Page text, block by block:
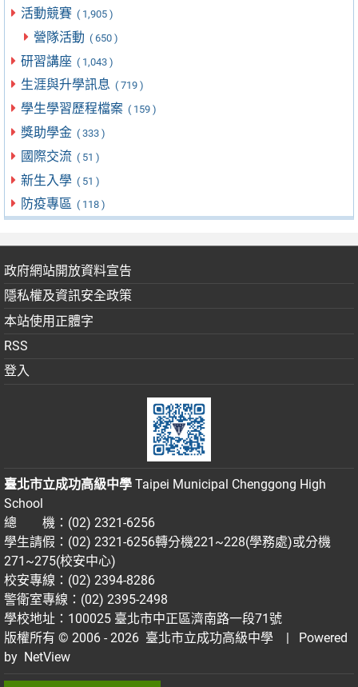
活動競賽 ( 1,905 )
營隊活動 ( 650 )
研習講座 ( 1,043 )
生涯與升學訊息 ( 719 )
學生學習歷程檔案 ( 159 )
獎助學金 ( 333 )
國際交流 ( 51 )
新生入學 ( 51 )
防疫專區 ( 118 )
政府網站開放資料宣告
隱私權及資訊安全政策
本站使用正體字
RSS
登入
臺北市立成功高級中學 Taipei Municipal Chenggong High
School
總 機：(02) 2321-6256
學生請假：(02) 2321-6256轉分機221~228(學務處)或分機
271~275(校安中心)
校安專線：(02) 2394-8286
警衛室專線：(02) 2395-2498
學校地址：100025 臺北市中正區濟南路一段71號
版權所有 © 2006 - 2026 臺北市立成功高級中學
| Powered
by NetView